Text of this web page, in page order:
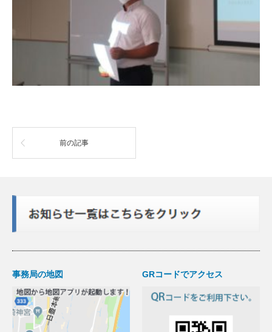
前の記事
事務局の地図 GRコードでアクセス